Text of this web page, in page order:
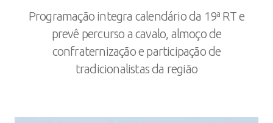
Programação integra calendário da 19ª RT e
prevê percurso a cavalo, almoço de
confraternização e participação de
tradicionalistas da região